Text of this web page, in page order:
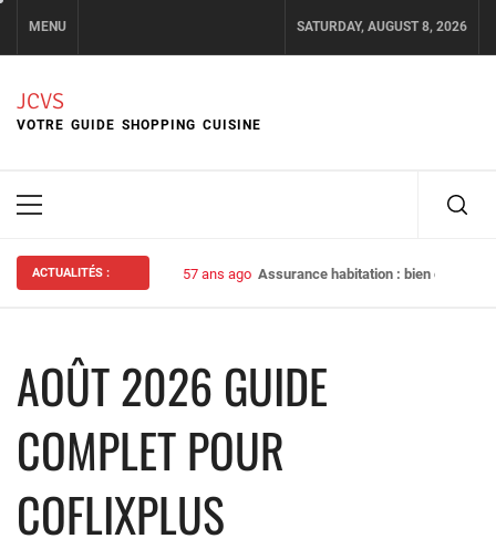
content
MENU SATURDAY, AUGUST 8, 2026
JCVS
VOTRE GUIDE SHOPPING CUISINE
Primary
ACTUALITÉS : 57 ans ago Assurance habitation : bien choisir
AOÛT 2026 GUIDE
COMPLET POUR
COFLIXPLUS